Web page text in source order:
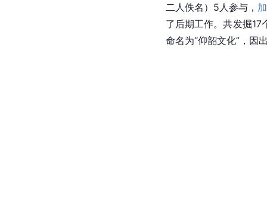
二人佚名）5人参与，
了后期工作。共发掘
命名为“仰韶文化”，因